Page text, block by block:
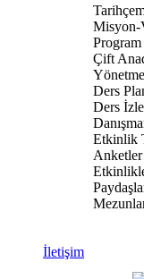
Misyon-
Program
Çift
Ders
Ders
Etkinlik
Anketler
İletişim